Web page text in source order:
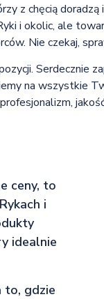
z chęcią
i okolic, ale
Nie czekaj,
Serdecznie
na wszystkie
ceny, to
i
idealnie
to, gdzie